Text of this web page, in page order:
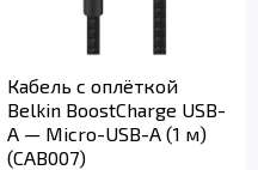
Кабель с оплёткой
Belkin BoostCharge USB-
A — Micro-USB-A (1 м)
(CAB007)